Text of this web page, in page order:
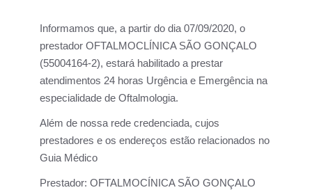
Informamos que, a partir do dia07/09/2020, o
prestador OFTALMOCLÍNICA SÃO GONÇALO
(55004164-2), estará habilitado a prestar
atendimentos 24 horas Urgência e Emergência na
especialidade de Oftalmologia.
Além de nossa rede credenciada, cujos
prestadores e os endereços estão relacionados no
Guia Médico
Prestador: OFTALMOCÍNICA SÃO GONÇALO